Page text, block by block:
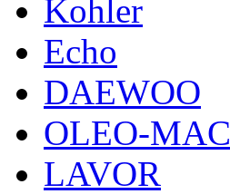
Kohler
Echo
DAEWOO
OLEO-MAC
LAVOR